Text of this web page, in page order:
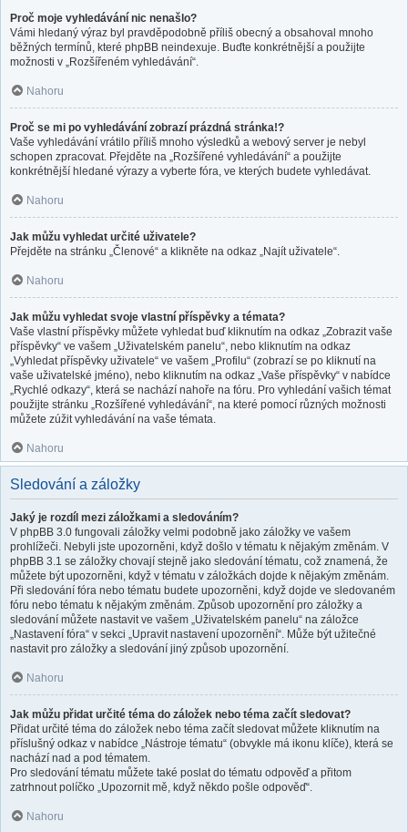
Proč moje vyhledávání nic nenašlo?
Vámi hledaný výraz byl pravděpodobně příliš obecný a obsahoval mnoho
běžných termínů, které phpBB neindexuje. Buďte konkrétnější a použijte
možnosti v „Rozšířeném vyhledávání“.
Nahoru
Proč se mi po vyhledávání zobrazí prázdná stránka!?
Vaše vyhledávání vrátilo příliš mnoho výsledků a webový server je nebyl
schopen zpracovat. Přejděte na „Rozšířené vyhledávání“ a použijte
konkrétnější hledané výrazy a vyberte fóra, ve kterých budete vyhledávat.
Nahoru
Jak můžu vyhledat určité uživatele?
Přejděte na stránku „Členové“ a klikněte na odkaz „Najít uživatele“.
Nahoru
Jak můžu vyhledat svoje vlastní příspěvky a témata?
Vaše vlastní příspěvky můžete vyhledat buď kliknutím na odkaz „Zobrazit vaše
příspěvky“ ve vašem „Uživatelském panelu“, nebo kliknutím na odkaz
„Vyhledat příspěvky uživatele“ ve vašem „Profilu“ (zobrazí se po kliknutí na
vaše uživatelské jméno), nebo kliknutím na odkaz „Vaše příspěvky“ v nabídce
„Rychlé odkazy“, která se nachází nahoře na fóru. Pro vyhledání vašich témat
použijte stránku „Rozšířené vyhledávání“, na které pomocí různých možnosti
můžete zúžit vyhledávání na vaše témata.
Nahoru
Sledování a záložky
Jaký je rozdíl mezi záložkami a sledováním?
V phpBB 3.0 fungovali záložky velmi podobně jako záložky ve vašem
prohlížeči. Nebyli jste upozorněni, když došlo v tématu k nějakým změnám. V
phpBB 3.1 se záložky chovají stejně jako sledování tématu, což znamená, že
můžete být upozorněni, když v tématu v záložkách dojde k nějakým změnám.
Při sledování fóra nebo tématu budete upozorněni, když dojde ve sledovaném
fóru nebo tématu k nějakým změnám. Způsob upozornění pro záložky a
sledování můžete nastavit ve vašem „Uživatelském panelu“ na záložce
„Nastavení fóra“ v sekci „Upravit nastavení upozornění“. Může být užitečné
nastavit pro záložky a sledování jiný způsob upozornění.
Nahoru
Jak můžu přidat určité téma do záložek nebo téma začít sledovat?
Přidat určité téma do záložek nebo téma začít sledovat můžete kliknutím na
příslušný odkaz v nabídce „Nástroje tématu“ (obvykle má ikonu klíče), která se
nachází nad a pod tématem.
Pro sledování tématu můžete také poslat do tématu odpověď a přitom
zatrhnout políčko „Upozornit mě, když někdo pošle odpověď“.
Nahoru